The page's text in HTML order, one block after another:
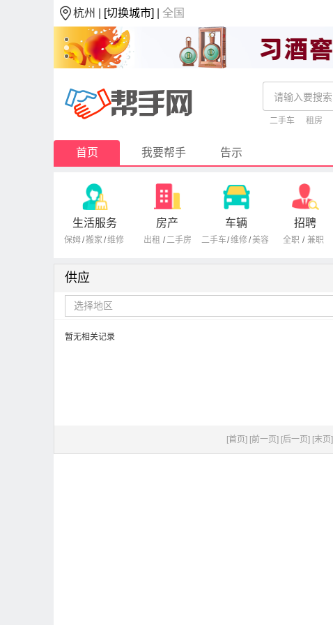
杭州 | [切换城市] |全国
二手车 租房
首页 我要帮手 告示
生活服务
保姆/搬家 /维修
房产
出租 /二手房
车辆
二手车/维修/美容
招聘
全职 / 兼职
供应
选择地区
暂无相关记录
[首页] [前一页] [后一页] [末页]